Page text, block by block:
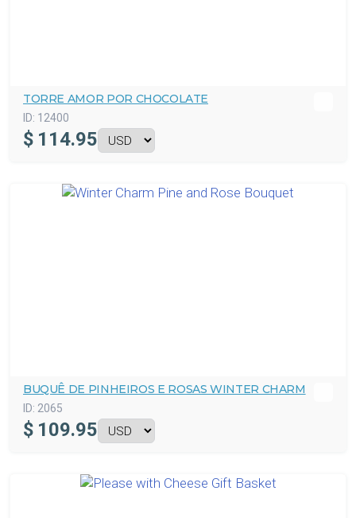
TORRE AMOR POR CHOCOLATE
ID: 12400
$ 114.95
BUQUÊ DE PINHEIROS E ROSAS WINTER CHARM
ID: 2065
$ 109.95